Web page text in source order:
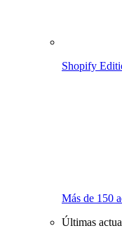
Shopify
Más de 150
Últimas